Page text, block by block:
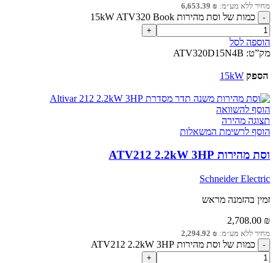
מחיר ללא מע״מ: 6,653.39 ₪
כמות של וסת מהירות 15kW ATV320 Book
הוספה לסל
מק”ט: ATV320D15N4B
הספק 15kW
הוסף להשוואה
תצוגה מהירה
הוסף לרשימת המשאלות
וסת מהירות ATV212 2.2kW 3HP
Schneider Electric
זמין בהזמנה מראש
2,708.00 ₪
מחיר ללא מע״מ: 2,294.92 ₪
כמות של וסת מהירות ATV212 2.2kW 3HP